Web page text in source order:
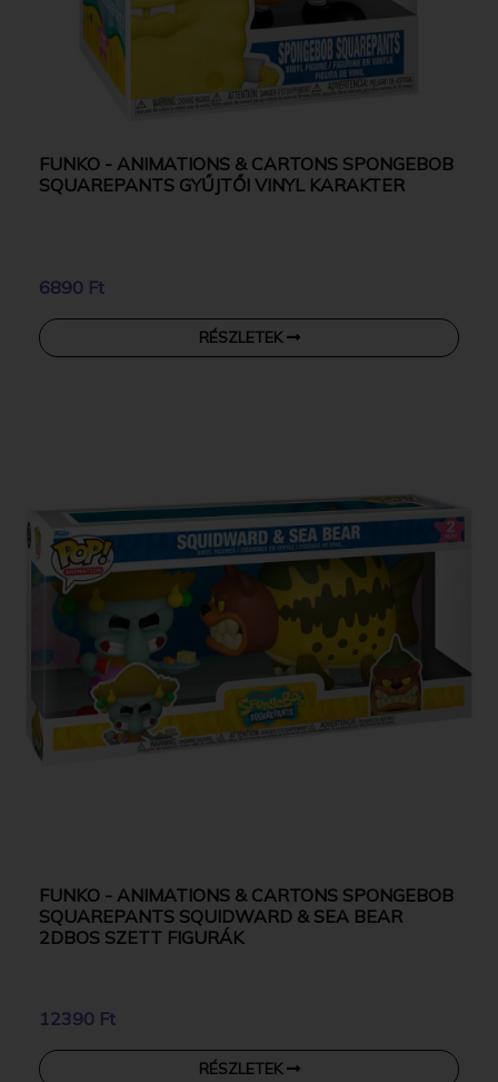
FUNKO - ANIMATIONS & CARTONS SPONGEBOB
SQUAREPANTS GYŰJTŐI VINYL KARAKTER
6890 Ft
RÉSZLETEK
FUNKO - ANIMATIONS & CARTONS SPONGEBOB
SQUAREPANTS SQUIDWARD & SEA BEAR
2DBOS SZETT FIGURÁK
12390 Ft
RÉSZLETEK